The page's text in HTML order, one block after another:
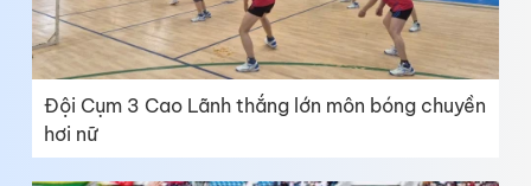
Đội Cụm 3 Cao Lãnh thắng lớn môn bóng chuyền
hơi nữ